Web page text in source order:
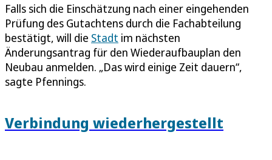
Falls sich die Einschätzung nach einer eingehenden
Prüfung des Gutachtens durch die Fachabteilung
bestätigt, will die Stadt im nächsten
Änderungsantrag für den Wiederaufbauplan den
Neubau anmelden. „Das wird einige Zeit dauern“,
sagte Pfennings.
Verbindung wiederhergestellt